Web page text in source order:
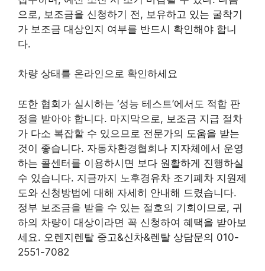
으로, 보조금을 신청하기 전, 보유하고 있는 굴착기
가 보조금 대상인지 여부를 반드시 확인해야 합니
다.
차량 상태를 온라인으로 확인하세요
또한 협회가 실시하는 ‘성능 테스트’에서도 적합 판
정을 받아야 합니다. 마지막으로, 보조금 지급 절차
가 다소 복잡할 수 있으므로 전문가의 도움을 받는
것이 좋습니다. 자동차환경협회나 지자체에서 운영
하는 콜센터를 이용하시면 보다 원활하게 진행하실
수 있습니다. 지금까지 노후경유차 조기폐차 지원제
도와 신청방법에 대해 자세히 안내해 드렸습니다.
정부 보조금을 받을 수 있는 절호의 기회이므로, 귀
하의 차량이 대상이라면 꼭 신청하여 혜택을 받아보
세요. 오렌지렌탈 중고&신차&렌탈 상담문의 010-
2551-7082